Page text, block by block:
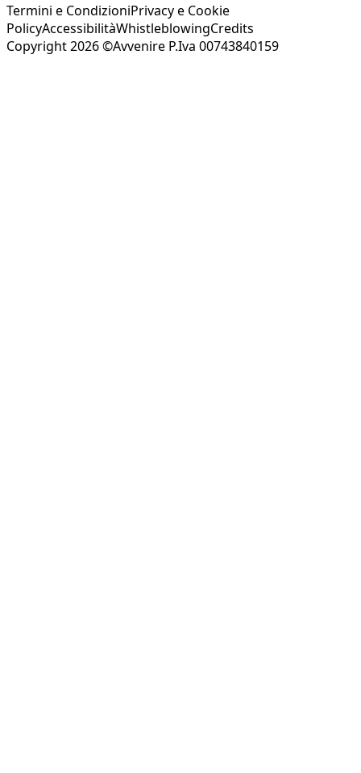
Termini e CondizioniPrivacy e Cookie
PolicyAccessibilitàWhistleblowingCredits
Copyright 2026 ©Avvenire P.Iva 00743840159